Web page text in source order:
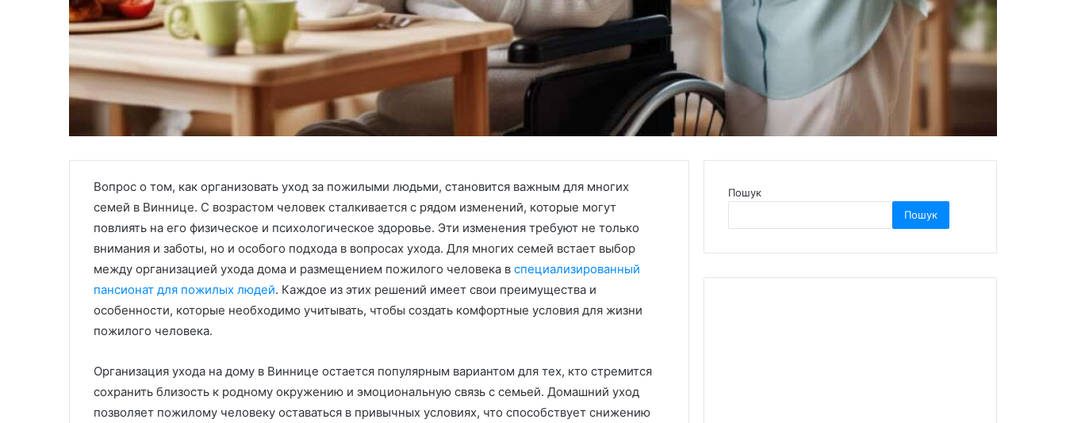
Вопрос о том, как организовать уход за пожилыми людьми, становится важным для многих
семей в Виннице. С возрастом человек сталкивается с рядом изменений, которые могут
повлиять на его физическое и психологическое здоровье. Эти изменения требуют не только
внимания и заботы, но и особого подхода в вопросах ухода. Для многих семей встает выбор
между организацией ухода дома и размещением пожилого человека в специализированный
пансионат для пожилых людей. Каждое из этих решений имеет свои преимущества и
особенности, которые необходимо учитывать, чтобы создать комфортные условия для жизни
пожилого человека.
Организация ухода на дому в Виннице остается популярным вариантом для тех, кто стремится
сохранить близость к родному окружению и эмоциональную связь с семьей. Домашний уход
позволяет пожилому человеку оставаться в привычных условиях, что способствует снижению
Пошук
Пошук